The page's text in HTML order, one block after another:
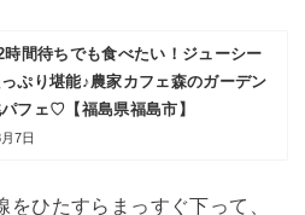
時間待ちでも食べたい！ジューシー
ぷり堪能♪農家カフェ森のガーデン
フェ♡【福島県福島市】
7日
ひたすらまっすぐ下って、